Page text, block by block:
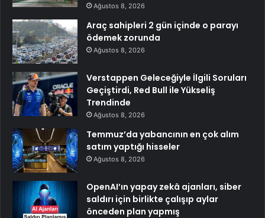
Ağustos 8, 2026
Araç sahipleri 2 gün içinde o parayı
ödemek zorunda
Ağustos 8, 2026
Verstappen Geleceğiyle İlgili Soruları
Geçiştirdi, Red Bull ile Yükseliş
Trendinde
Ağustos 8, 2026
Temmuz’da yabancının en çok alım
satım yaptığı hisseler
Ağustos 8, 2026
OpenAI’ın yapay zekâ ajanları, siber
saldırı için birlikte çalışıp aylar
önceden plan yapmış